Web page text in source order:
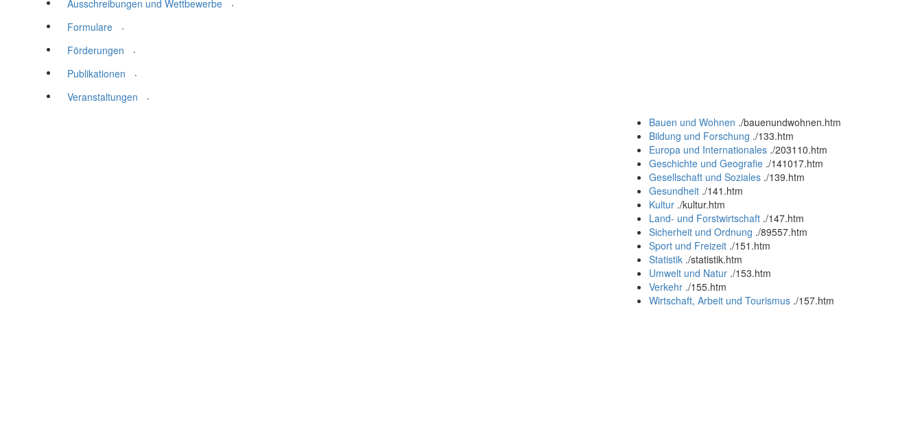
Ausschreibungen und Wettbewerbe
Formulare
.
Förderungen
.
Publikationen
.
Veranstaltungen
.
Bauen und Wohnen ./bauenundwohnen.htm
Bildung und Forschung ./133.htm
Europa und Internationales ./203110.htm
Geschichte und Geografie ./141017.htm
Gesellschaft und Soziales ./139.htm
Gesundheit ./141.htm
Kultur ./kultur.htm
Land- und Forstwirtschaft ./147.htm
Sicherheit und Ordnung ./89557.htm
Sport und Freizeit ./151.htm
Statistik ./statistik.htm
Umwelt und Natur ./153.htm
Verkehr ./155.htm
Wirtschaft, Arbeit und Tourismus ./157.htm